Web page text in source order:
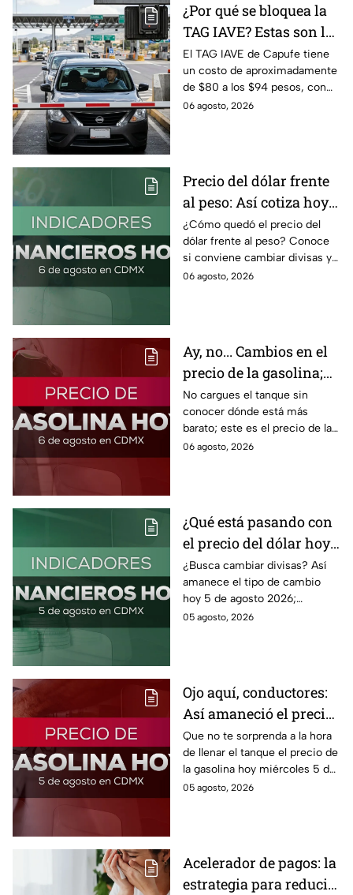
¿Por qué se bloquea la
TAG IAVE? Estas son las
razones por las que no
pasa en la caseta
El TAG IAVE de Capufe tiene
un costo de aproximadamente
de $80 a los $94 pesos, con
IVA incluido; te compartimos
06 agosto, 2026
Precio del dólar frente
al peso: Así cotiza hoy 6
de agosto 2026
¿Cómo quedó el precio del
dólar frente al peso? Conoce
si conviene cambiar divisas y
cómo el flujo en el estrecho de
06 agosto, 2026
Ay, no... Cambios en el
precio de la gasolina;
así quedó HOY
No cargues el tanque sin
conocer dónde está más
barato; este es el precio de la
gasolina para hoy jueves 6 de
06 agosto, 2026
¿Qué está pasando con
el precio del dólar hoy
miércoles 5 de agosto
2026?
¿Busca cambiar divisas? Así
amanece el tipo de cambio
hoy 5 de agosto 2026;
consulta el precio del dólar
05 agosto, 2026
Ojo aquí, conductores:
Así amaneció el precio
de la gasolina HOY
Que no te sorprenda a la hora
de llenar el tanque el precio de
la gasolina hoy miércoles 5 de
agosto 2026; aquí te dejamos
05 agosto, 2026
Acelerador de pagos: la
estrategia para reducir